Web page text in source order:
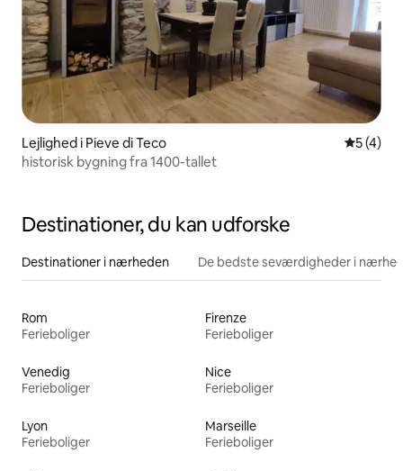
Lejlighed i Pieve di Teco 5 ud af 5
5 (4)
historisk bygning fra 1400-tallet
Destinationer, du kan udforske
Destinationer i nærheden De bedste seværdigheder i
Rom
Ferieboliger
Firenze
Ferieboliger
Venedig
Ferieboliger
Nice
Ferieboliger
Lyon
Ferieboliger
Marseille
Ferieboliger